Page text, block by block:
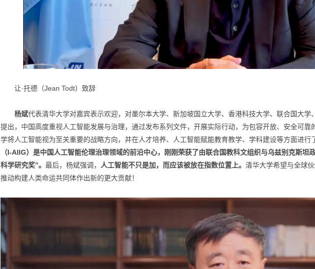
让·托德（Jean Todt）致辞
杨斌代表清华大学对嘉宾表示欢迎，对墨尔本大学、新加坡国立大学、香港科技大学、联合国大
提出，中国高度重视人工智能发展与治理，通过发布系列文件，开展实际行动，为包容开放、安全可
学将人工智能视为至关重要的战略方向，并在人才培养、人工智能赋能教育教学、学科建设等方面进行
（I-AIIG）是中国人工智能伦理治理领域的前沿中心，刚刚荣获了由联合国教科文组织与乌兹别克斯坦
科学研究奖”。 最后，杨斌强调， 人工智能不只是加，而应该被放在指数位置上。 清华大学希望与全球
推动构建人类命运共同体作出新的更大贡献！